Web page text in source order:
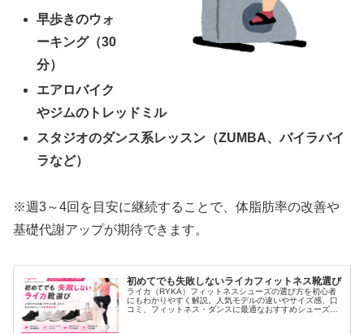
早歩きのウォ
ーキング（30
分）
エアロバイク
やジムのトレッドミル
スタジオのダンス系レッスン（ZUMBA、バイラバイ
ラなど）
※週3～4回を目安に継続することで、体脂肪率の改善や
基礎代謝アップが期待できます。
初めてでも失敗しないライカフィットネス靴選び
ライカ（RYKA）フィットネスシューズの選び方を初心者
にもわかりやすく解説。人気モデルの違いやサイズ感、口
コミ、フィットネス・ダンスに最適なおすすめシューズを